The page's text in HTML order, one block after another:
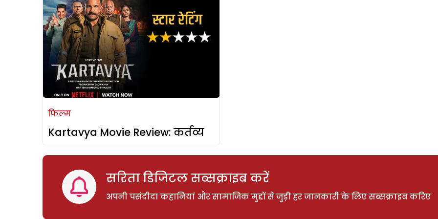
फिल्म
Kartavya Movie Review: कर्तव्य
सरिता डिजिटल सब्सक्राइब करें
अपनी पसंदीदा कहानियां और सामाजिक मुद्दों से जुड़ी हर जानकारी के लिए सब्सक्राइब करिए